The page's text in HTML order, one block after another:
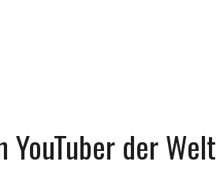
der Welt